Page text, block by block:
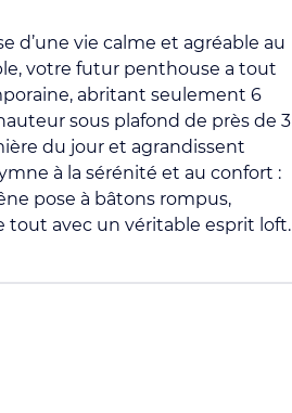
d’une vie calme et agréable au
votre futur penthouse a tout
abritant seulement 6
sous plafond de près de 3
du jour et agrandissent
à la sérénité et au confort :
pose à bâtons rompus,
tout avec un véritable esprit loft.